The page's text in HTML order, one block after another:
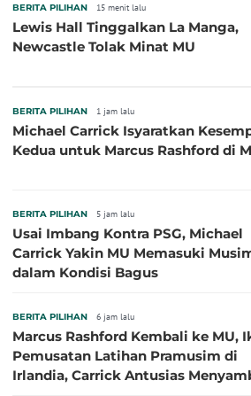
BERITA PILIHAN 15 menit lalu
Lewis Hall Tinggalkan La Manga,
Newcastle Tolak Minat MU
BERITA PILIHAN 1 jam lalu
Michael Carrick Isyaratkan
Kedua untuk Marcus Rashford di
BERITA PILIHAN 5 jam lalu
Usai Imbang Kontra PSG, Michael
Carrick Yakin MU Memasuki
dalam Kondisi Bagus
BERITA PILIHAN 6 jam lalu
Marcus Rashford Kembali ke MU,
Pemusatan Latihan Pramusim di
Irlandia, Carrick Antusias